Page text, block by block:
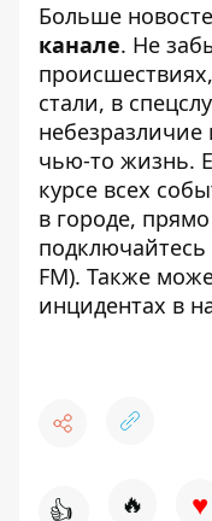
Больше
канале. Не
стали, в
чью-то жизнь.
курсе всех
в городе,
подключайтесь
FM). Также
инцидентах в
👍 🔥 ♥